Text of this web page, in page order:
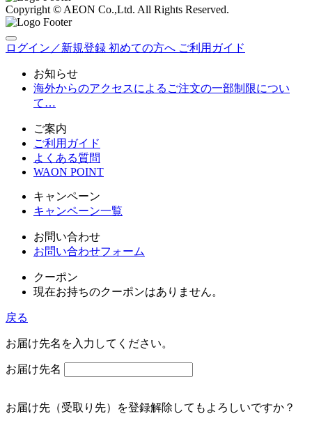
Copyright © AEON Co.,Ltd. All Rights Reserved.
ログイン／新規登録 初めての方へ ご利用ガイド
お知らせ
海外からのアクセスによるご注文の一部制限につい
て…
ご案内
ご利用ガイド
よくある質問
WAON POINT
キャンペーン
キャンペーン一覧
お問い合わせ
お問い合わせフォーム
クーポン
現在お持ちのクーポンはありません。
戻る
お届け先名を入力してください。
お届け先名
お届け先（受取り先）を登録解除してもよろしいですか？